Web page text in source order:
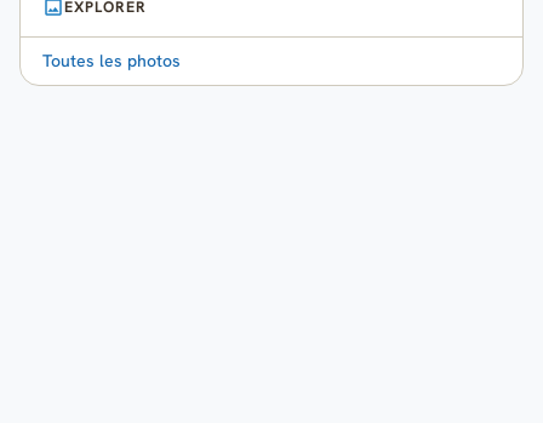
EXPLORER
Toutes les photos